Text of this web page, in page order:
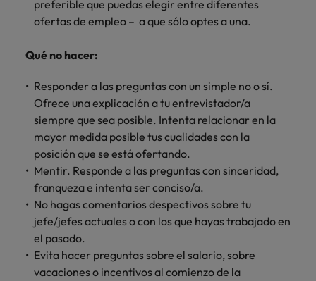
preferible que puedas elegir entre diferentes
ofertas de empleo – a que sólo optes a una.
Qué no hacer:
Responder a las preguntas con un simple no o sí.
Ofrece una explicación a tu entrevistador/a
siempre que sea posible. Intenta relacionar en la
mayor medida posible tus cualidades con la
posición que se está ofertando.
Mentir. Responde a las preguntas con sinceridad,
franqueza e intenta ser conciso/a.
No hagas comentarios despectivos sobre tu
jefe/jefes actuales o con los que hayas trabajado en
el pasado.
Evita hacer preguntas sobre el salario, sobre
vacaciones o incentivos al comienzo de la